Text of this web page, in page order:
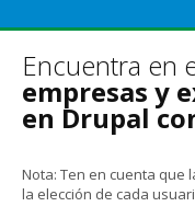
Encuentra en
empresas y
en Drupal
Nota: Ten en cuenta que
la elección de cada